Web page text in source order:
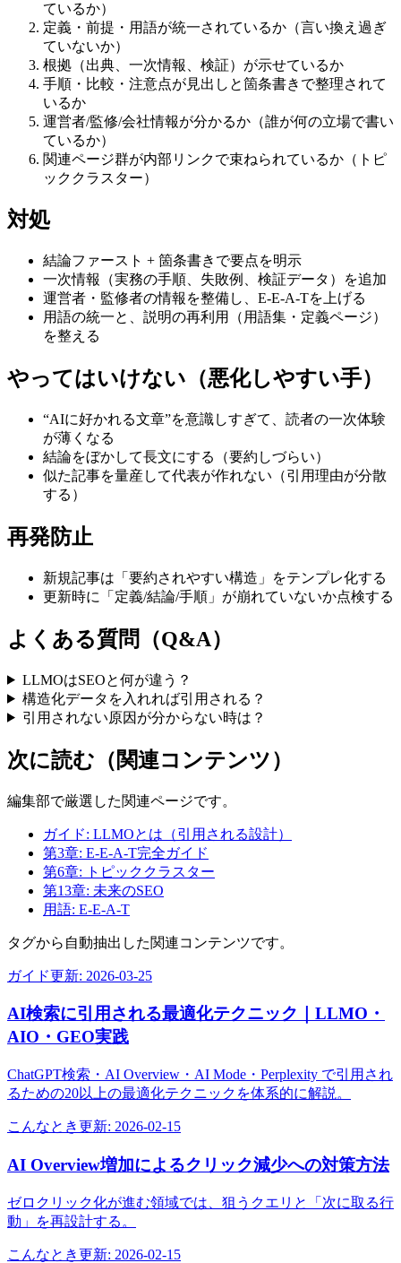
ているか）
定義・前提・用語が統一されているか（言い換え過ぎ
ていないか）
根拠（出典、一次情報、検証）が示せているか
手順・比較・注意点が見出しと箇条書きで整理されて
いるか
運営者/監修/会社情報が分かるか（誰が何の立場で書い
ているか）
関連ページ群が内部リンクで束ねられているか（トピ
ッククラスター）
対処
結論ファースト + 箇条書きで要点を明示
一次情報（実務の手順、失敗例、検証データ）を追加
運営者・監修者の情報を整備し、E-E-A-Tを上げる
用語の統一と、説明の再利用（用語集・定義ページ）
を整える
やってはいけない（悪化しやすい手）
“AIに好かれる文章”を意識しすぎて、読者の一次体験
が薄くなる
結論をぼかして長文にする（要約しづらい）
似た記事を量産して代表が作れない（引用理由が分散
する）
再発防止
新規記事は「要約されやすい構造」をテンプレ化する
更新時に「定義/結論/手順」が崩れていないか点検する
よくある質問（Q&A）
LLMOはSEOと何が違う？
構造化データを入れれば引用される？
引用されない原因が分からない時は？
次に読む（関連コンテンツ）
編集部で厳選した関連ページです。
ガイド: LLMOとは（引用される設計）
第3章: E-E-A-T完全ガイド
第6章: トピッククラスター
第13章: 未来のSEO
用語: E-E-A-T
タグから自動抽出した関連コンテンツです。
ガイド更新: 2026-03-25
AI検索に引用される最適化テクニック｜LLMO・
AIO・GEO実践
ChatGPT検索・AI Overview・AI Mode・Perplexity で引用され
るための20以上の最適化テクニックを体系的に解説。
こんなとき更新: 2026-02-15
AI Overview増加によるクリック減少への対策方法
ゼロクリック化が進む領域では、狙うクエリと「次に取る行
動」を再設計する。
こんなとき更新: 2026-02-15